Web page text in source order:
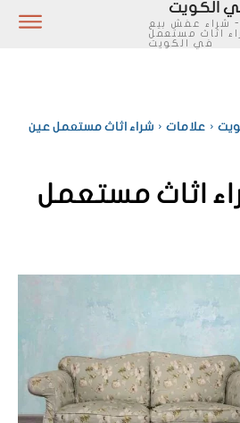
الكويت
- شراء عفش بيع
اثاث مستعمل
في الكويت
علامات
شراء اثاث مستعمل عين
اثاث مستعمل